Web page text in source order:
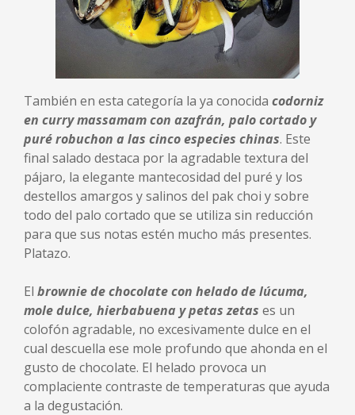
También en esta categoría la ya conocida codorniz
en curry massamam con azafrán, palo cortado y
puré robuchon a las cinco especies chinas. Este
final salado destaca por la agradable textura del
pájaro, la elegante mantecosidad del puré y los
destellos amargos y salinos del pak choi y sobre
todo del palo cortado que se utiliza sin reducción
para que sus notas estén mucho más presentes.
Platazo.
El brownie de chocolate con helado de lúcuma,
mole dulce, hierbabuena y petas zetas es un
colofón agradable, no excesivamente dulce en el
cual descuella ese mole profundo que ahonda en el
gusto de chocolate. El helado provoca un
complaciente contraste de temperaturas que ayuda
a la degustación.